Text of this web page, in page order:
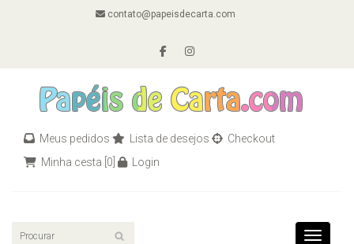
contato@papeisdecarta.com
Meus pedidos Lista de desejos
Checkout
Minha cesta [0] Login
Toggle